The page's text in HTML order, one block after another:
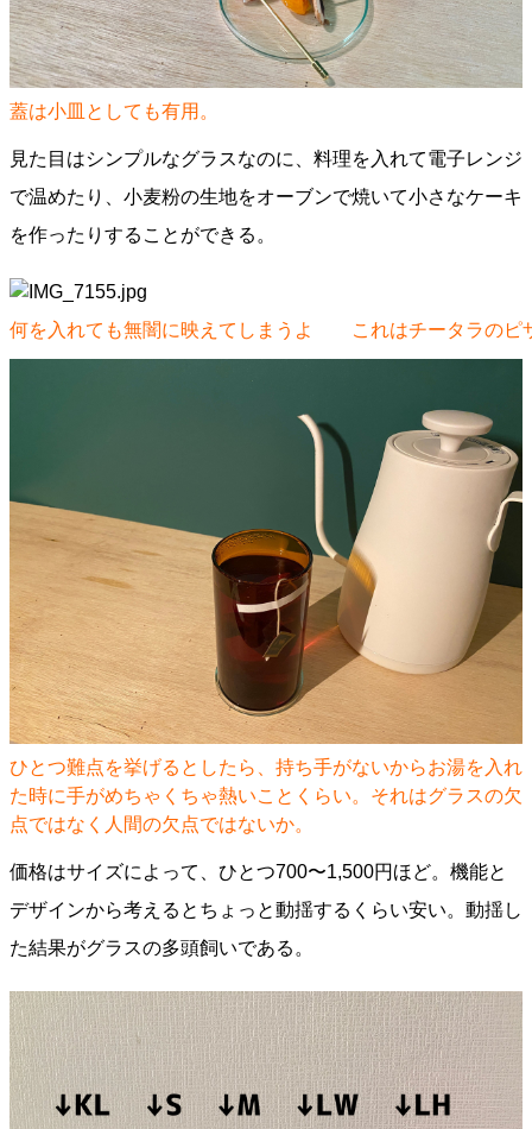
蓋は小皿としても有用​​​。
見た目はシンプルなグラスなのに、料理を入れて電子レンジ
で温めたり、小麦粉の生地をオーブンで焼いて小さなケーキ
を作ったりすることができる。
何を入れても無闇に映えてしまうよ これはチータラのピ
ひとつ難点を挙げるとしたら、持ち手がないからお湯を入れ
た時に手がめちゃくちゃ熱いことくらい。それはグラスの欠
点ではなく人間の欠点ではないか。
価格はサイズによって、ひとつ700〜1,500円ほど。機能と
デザインから考えるとちょっと動揺するくらい安い。動揺し
た結果がグラスの多頭飼いである。